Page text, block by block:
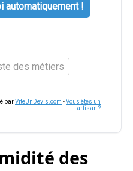
!
des métiers
parViteUnDevis.com -Vous êtes un
artisan ?
des